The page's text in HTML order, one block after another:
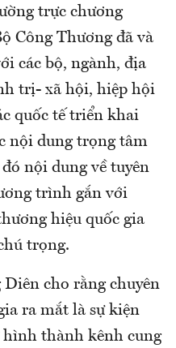
trực chương
Công Thương đã và
các bộ, ngành, địa
trị- xã hội, hiệp hội
quốc tế triển khai
nội dung trọng tâm
nội dung về tuyên
trình gắn với
hiệu quốc gia
trọng.
cho rằng chuyên
ra mắt là sự kiện
hình thành kênh cung